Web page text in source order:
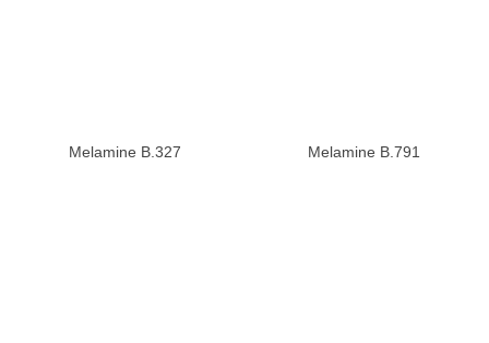
Melamine B.327 Melamine B.791